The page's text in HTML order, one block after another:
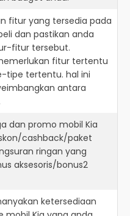
fitur yang tersedia pada
dan pastikan anda
fitur tersebut.
fitur tertentu
tipe tertentu. hal ini
antara
dan promo mobil Kia
cashback/paket
ringan yang
aksesoris/bonus2
ketersediaan